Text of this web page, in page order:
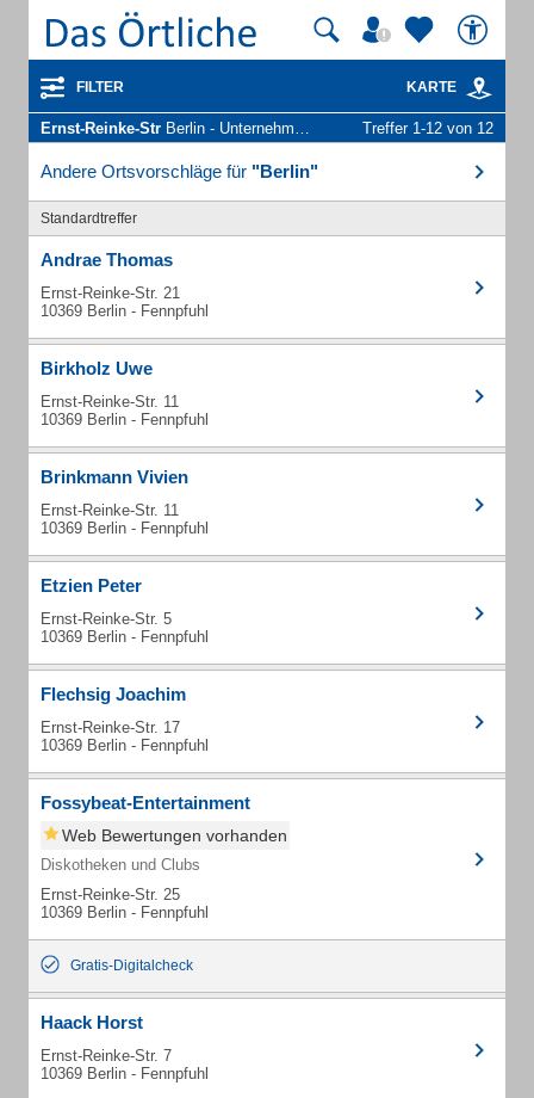
FILTER KARTE
Ernst-Reinke-Str Berlin - Unternehmen und Personen Treffer 1-12 von 12
Andere Ortsvorschläge für "Berlin"
Standardtreffer
Andrae Thomas
Ernst-Reinke-Str. 21
10369 Berlin - Fennpfuhl
Birkholz Uwe
Ernst-Reinke-Str. 11
10369 Berlin - Fennpfuhl
Brinkmann Vivien
Ernst-Reinke-Str. 11
10369 Berlin - Fennpfuhl
Etzien Peter
Ernst-Reinke-Str. 5
10369 Berlin - Fennpfuhl
Flechsig Joachim
Ernst-Reinke-Str. 17
10369 Berlin - Fennpfuhl
Fossybeat-Entertainment
Web Bewertungen vorhanden
Diskotheken und Clubs
Ernst-Reinke-Str. 25
10369 Berlin - Fennpfuhl
Gratis-Digitalcheck
Haack Horst
Ernst-Reinke-Str. 7
10369 Berlin - Fennpfuhl